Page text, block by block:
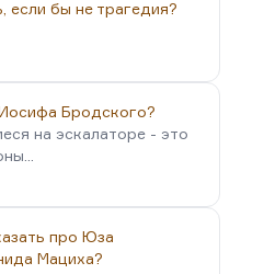
если бы не трагедия?
Бродского?
на эскалаторе - это
про Юза
Мациха?